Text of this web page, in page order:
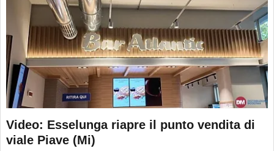
Video: Esselunga riapre il punto vendita di
viale Piave (Mi)